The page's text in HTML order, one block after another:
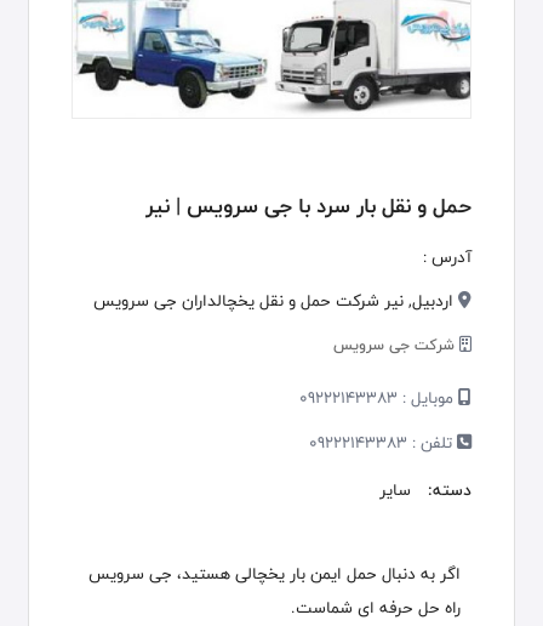
حمل و نقل بار سرد با جی سرویس | نیر
آدرس :
اردبيل, نير شرکت حمل و نقل یخچالداران جی سرویس
شرکت جی سرویس
موبایل : 09222143383
تلفن : 09222143383
دسته:
سایر
اگر به دنبال حمل ایمن بار یخچالی هستید، جی سرویس
راه حل حرفه ای شماست.